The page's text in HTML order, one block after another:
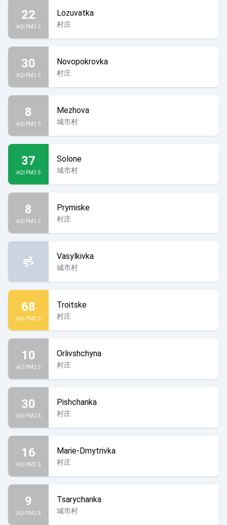
22
AQI PM2.5
Lozuvatka
村庄
30
AQI PM2.5
Novopokrovka
村庄
8
AQI PM2.5
Mezhova
城市村
37
AQI PM2.5
Solone
城市村
8
AQI PM2.5
Prymiske
村庄
Vasylkivka
城市村
68
AQI PM2.5
Troitske
村庄
10
AQI PM2.5
Orlivshchyna
村庄
30
AQI PM2.5
Pishchanka
村庄
16
AQI PM2.5
Marie-Dmytrivka
村庄
9
AQI PM2.5
Tsarychanka
城市村